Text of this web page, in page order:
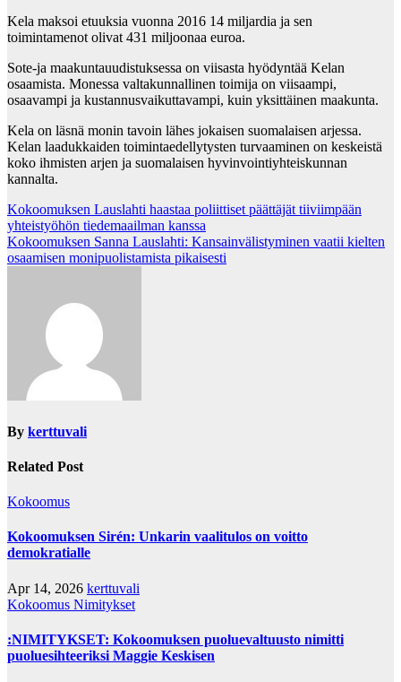
Kela maksoi etuuksia vuonna 2016 14 miljardia ja sen
toimintamenot olivat 431 miljoonaa euroa.
Sote-ja maakuntauudistuksessa on viisasta hyödyntää Kelan
osaamista. Monessa valtakunnallinen toimija on viisaampi,
osaavampi ja kustannusvaikuttavampi, kuin yksittäinen maakunta.
Kela on läsnä monin tavoin lähes jokaisen suomalaisen arjessa.
Kelan laadukkaiden toimintaedellytysten turvaaminen on keskeistä
koko ihmisten arjen ja suomalaisen hyvinvointiyhteiskunnan
kannalta.
Post
navigation
Kokoomuksen Lauslahti haastaa poliittiset päättäjät tiiviimpään
yhteistyöhön tiedemaailman kanssa
Kokoomuksen Sanna Lauslahti: Kansainvälistyminen vaatii kielten
osaamisen monipuolistamista pikaisesti
By kerttuvali
Related Post
Kokoomus
Kokoomuksen Sirén: Unkarin vaalitulos on voitto
demokratialle
Apr 14, 2026 kerttuvali
Kokoomus Nimitykset
:NIMITYKSET: Kokoomuksen puoluevaltuusto nimitti
puoluesihteeriksi Maggie Keskisen